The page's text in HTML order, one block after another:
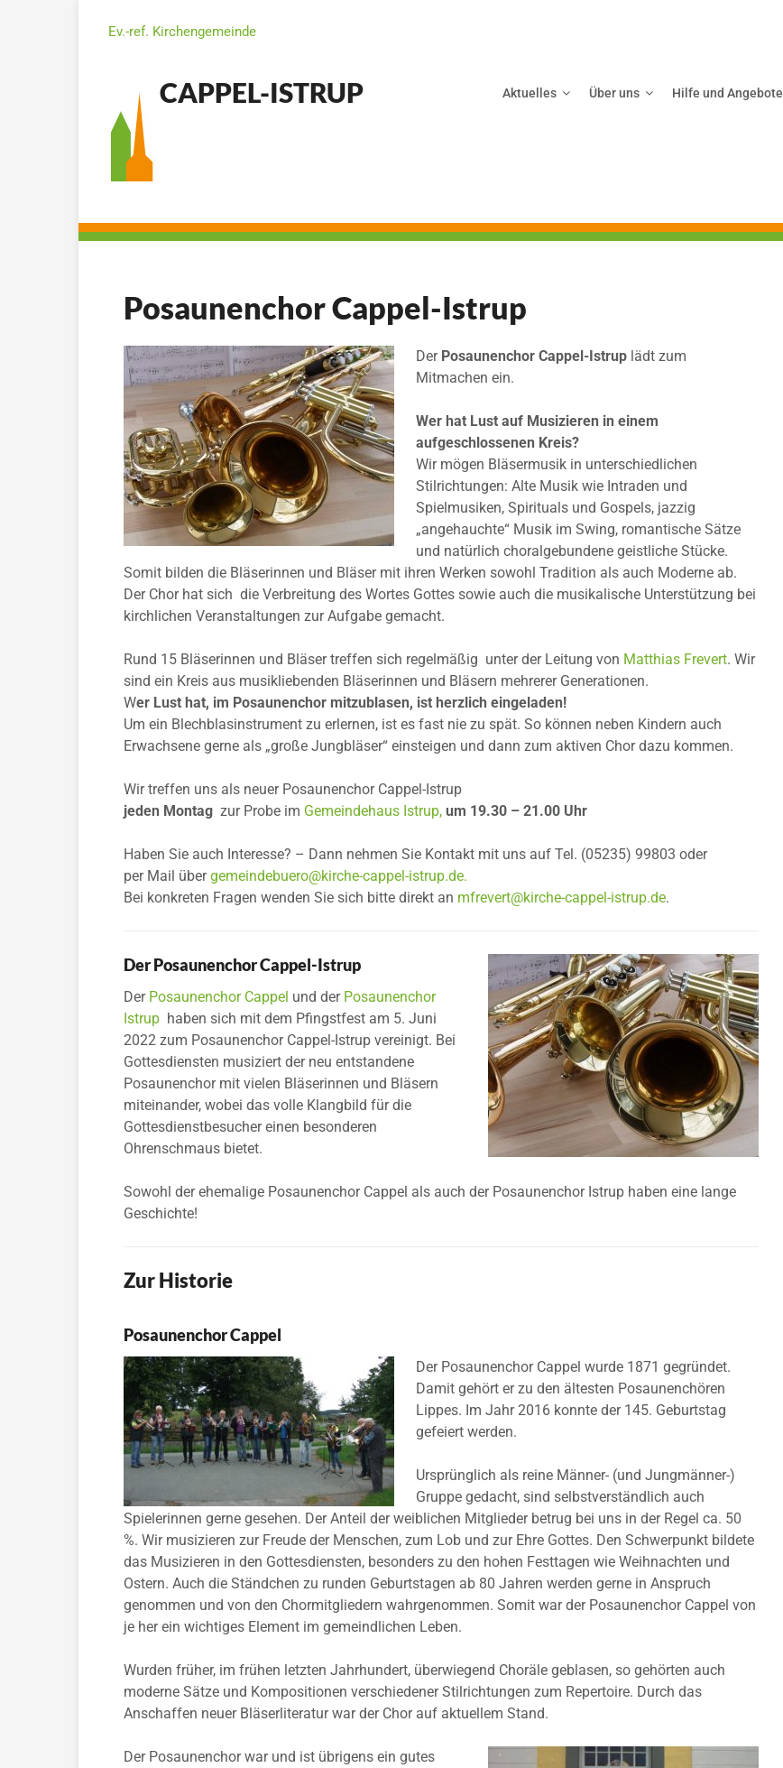
Ev.-ref. Kirchengemeinde
CAPPEL-ISTRUP Aktuelles Über uns Hilfe und Angebote
Posaunenchor Cappel-Istrup
Der Posaunenchor Cappel-Istrup lädt zum
Mitmachen ein.
Wer hat Lust auf Musizieren in einem
aufgeschlossenen Kreis?
Wir mögen Bläsermusik in unterschiedlichen
Stilrichtungen: Alte Musik wie Intraden und
Spielmusiken, Spirituals und Gospels, jazzig
„angehauchte“ Musik im Swing, romantische Sätze
und natürlich choralgebundene geistliche Stücke.
Somit bilden die Bläserinnen und Bläser mit ihren Werken sowohl Tradition als auch Moderne ab.
Der Chor hat sich die Verbreitung des Wortes Gottes sowie auch die musikalische Unterstützung bei
kirchlichen Veranstaltungen zur Aufgabe gemacht.
Rund 15 Bläserinnen und Bläser treffen sich regelmäßig unter der Leitung von Matthias Frevert. Wir
sind ein Kreis aus musikliebenden Bläserinnen und Bläsern mehrerer Generationen.
Wer Lust hat, im Posaunenchor mitzublasen, ist herzlich eingeladen!
Um ein Blechblasinstrument zu erlernen, ist es fast nie zu spät. So können neben Kindern auch
Erwachsene gerne als „große Jungbläser“ einsteigen und dann zum aktiven Chor dazu kommen.
Wir treffen uns als neuer Posaunenchor Cappel-Istrup
jeden Montag zur Probe im Gemeindehaus Istrup, um 19.30 – 21.00 Uhr
Haben Sie auch Interesse? – Dann nehmen Sie Kontakt mit uns auf Tel. (05235) 99803 oder
per Mail übergemeindebuero@kirche-cappel-istrup.de.
Bei konkreten Fragen wenden Sie sich bitte direkt an mfrevert@kirche-cappel-istrup.de.
Der Posaunenchor Cappel-Istrup
Der Posaunenchor Cappel und der Posaunenchor
Istrup haben sich mit dem Pfingstfest am 5. Juni
2022 zum Posaunenchor Cappel-Istrup vereinigt. Bei
Gottesdiensten musiziert der neu entstandene
Posaunenchor mit vielen Bläserinnen und Bläsern
miteinander, wobei das volle Klangbild für die
Gottesdienstbesucher einen besonderen
Ohrenschmaus bietet.
Sowohl der ehemalige Posaunenchor Cappel als auch der Posaunenchor Istrup haben eine lange
Geschichte!
Zur Historie
Posaunenchor Cappel
Der Posaunenchor Cappel wurde 1871 gegründet.
Damit gehört er zu den ältesten Posaunenchören
Lippes. Im Jahr 2016 konnte der 145. Geburtstag
gefeiert werden.
Ursprünglich als reine Männer- (und Jungmänner-)
Gruppe gedacht, sind selbstverständlich auch
Spielerinnen gerne gesehen. Der Anteil der weiblichen Mitglieder betrug bei uns in der Regel ca. 50
%. Wir musizieren zur Freude der Menschen, zum Lob und zur Ehre Gottes. Den Schwerpunkt bildete
das Musizieren in den Gottesdiensten, besonders zu den hohen Festtagen wie Weihnachten und
Ostern. Auch die Ständchen zu runden Geburtstagen ab 80 Jahren werden gerne in Anspruch
genommen und von den Chormitgliedern wahrgenommen. Somit war der Posaunenchor Cappel von
je her ein wichtiges Element im gemeindlichen Leben.
Wurden früher, im frühen letzten Jahrhundert, überwiegend Choräle geblasen, so gehörten auch
moderne Sätze und Kompositionen verschiedener Stilrichtungen zum Repertoire. Durch das
Anschaffen neuer Bläserliteratur war der Chor auf aktuellem Stand.
Der Posaunenchor war und ist übrigens ein gutes